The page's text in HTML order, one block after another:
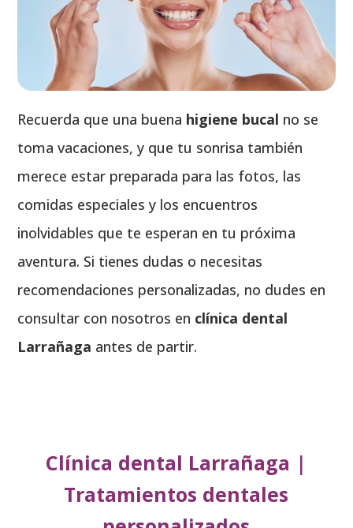
Recuerda que una buena higiene bucal no se
toma vacaciones, y que tu sonrisa también
merece estar preparada para las fotos, las
comidas especiales y los encuentros
inolvidables que te esperan en tu próxima
aventura. Si tienes dudas o necesitas
recomendaciones personalizadas, no dudes en
consultar con nosotros en clínica dental
Larrañaga antes de partir.
Clínica dental Larrañaga |
Tratamientos dentales